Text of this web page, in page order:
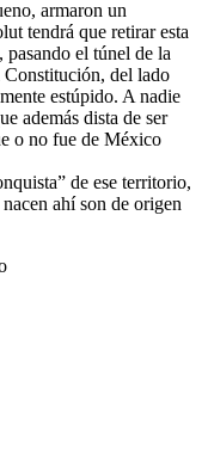
armaron un
tendrá que retirar esta
el túnel de la
del lado
estúpido. A nadie
además dista de ser
o no fue de México
de ese territorio,
ahí son de origen